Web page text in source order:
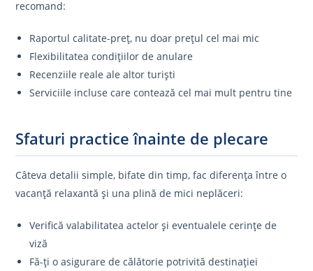
recomand:
Raportul calitate-preț, nu doar prețul cel mai mic
Flexibilitatea condițiilor de anulare
Recenziile reale ale altor turiști
Serviciile incluse care contează cel mai mult pentru tine
Sfaturi practice înainte de plecare
Câteva detalii simple, bifate din timp, fac diferența între o
vacanță relaxantă și una plină de mici neplăceri:
Verifică valabilitatea actelor și eventualele cerințe de
viză
Fă-ți o asigurare de călătorie potrivită destinației